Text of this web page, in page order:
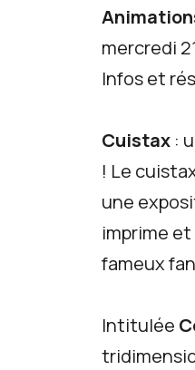
mercredi
Infos et
Cuistax :
! Le
une
imprime
fameux
Intitulée